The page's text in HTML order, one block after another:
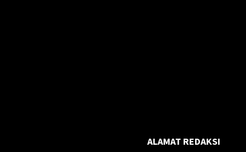
ALAMAT REDAKSI